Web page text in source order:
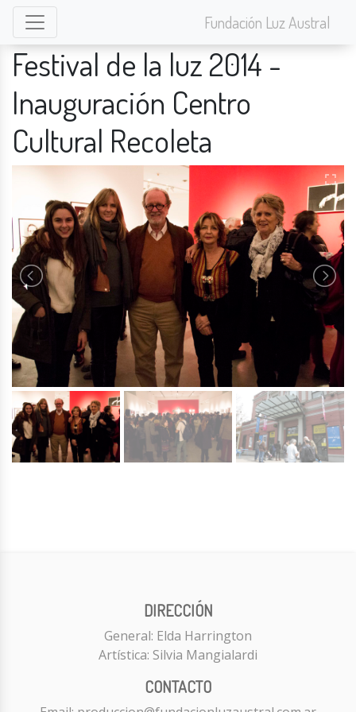
Fundación Luz Austral
Festival de la luz 2014 -
Inauguración Centro
Cultural Recoleta
DIRECCIÓN
General: Elda Harrington
Artística: Silvia Mangialardi
CONTACTO